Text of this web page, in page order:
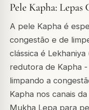
Pele Kapha:
A pele Kapha é
congestão e de
clássica é
redutora de Kapha
limpando a
Kapha nos canais
Mukha Lepa para